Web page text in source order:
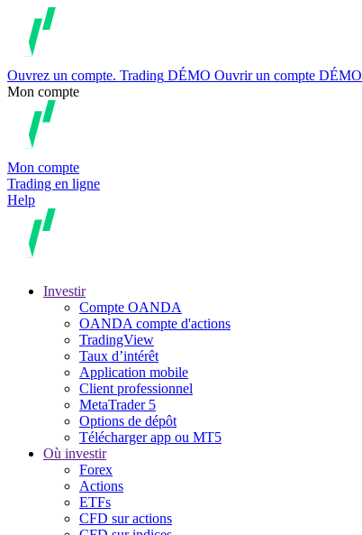
Ouvrez un compte. Trading DÉMO Ouvrir un compte DÉMO
Mon compte
Mon compte
Trading en ligne
Help
Investir
Compte OANDA
OANDA compte d'actions
TradingView
Taux d’intérêt
Application mobile
Client professionnel
MetaTrader 5
Options de dépôt
Télécharger app ou MT5
Où investir
Forex
Actions
ETFs
CFD sur actions